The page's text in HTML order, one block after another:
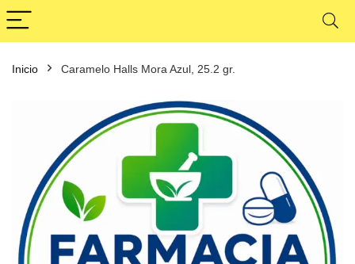
Inicio Caramelo Halls Mora Azul, 25.2 gr.